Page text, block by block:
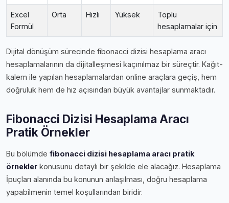
Excel
Formül
Orta Hızlı Yüksek
Toplu
hesaplamalar için
Dijital dönüşüm sürecinde fibonacci dizisi hesaplama aracı
hesaplamalarının da dijitalleşmesi kaçınılmaz bir süreçtir. Kağıt-
kalem ile yapılan hesaplamalardan online araçlara geçiş, hem
doğruluk hem de hız açısından büyük avantajlar sunmaktadır.
Fibonacci Dizisi Hesaplama Aracı
Pratik Örnekler
Bu bölümde fibonacci dizisi hesaplama aracı pratik
örnekler konusunu detaylı bir şekilde ele alacağız. Hesaplama
İpuçları alanında bu konunun anlaşılması, doğru hesaplama
yapabilmenin temel koşullarından biridir.